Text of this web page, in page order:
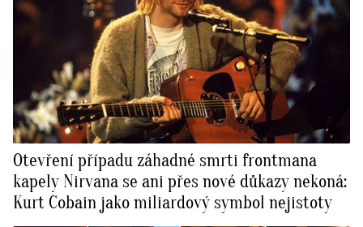
Otevření případu záhadné smrti frontmana
kapely Nirvana se ani přes nové důkazy nekoná:
Kurt Cobain jako miliardový symbol nejistoty